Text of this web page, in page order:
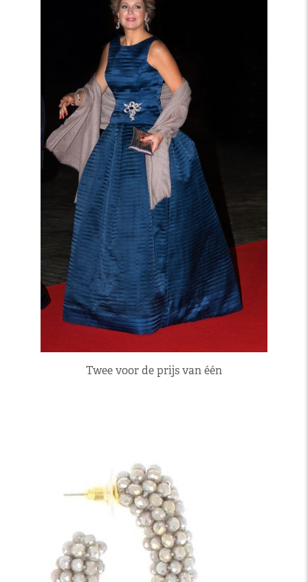
Twee voor de prijs van één